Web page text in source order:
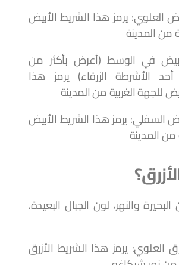
العلوي: يرمز هذا الشريط الأبيض
من المدينة
في الوسط (أعرض بأكثر من
الأشرطة الزرقاء) يرمز هذا
للجهة الغربية من المدينة
السفلي: يرمز هذا الشريط الأبيض
من المدينة
والنهر، لون الجبال البعيدة،
العلوي: يرمز هذا الشريط الأزرق